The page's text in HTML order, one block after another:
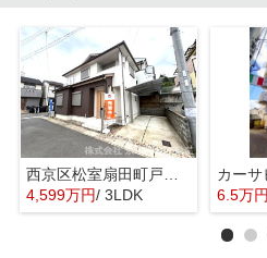
4,599万円/ 3LDK
カーサ
6.5万円